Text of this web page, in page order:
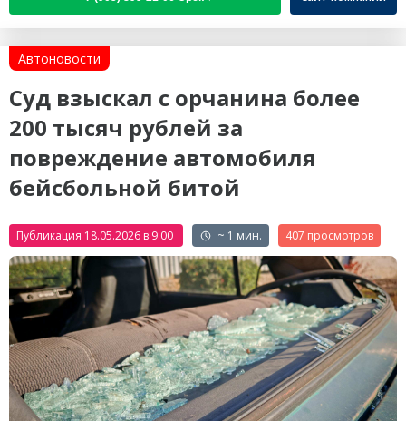
Автоновости
Суд взыскал с орчанина более
200 тысяч рублей за
повреждение автомобиля
бейсбольной битой
Публикация 18.05.2026 в 9:00 ~ 1 мин. 407